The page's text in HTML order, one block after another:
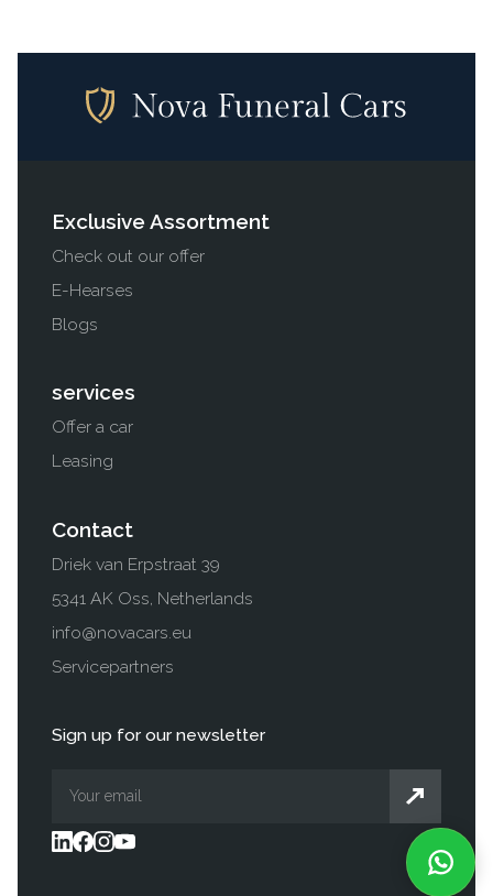
Exclusive Assortment
Check out our offer
E-Hearses
Blogs
services
Offer a car
Leasing
Contact
Driek van Erpstraat 39
5341 AK Oss, Netherlands
info@novacars.eu
Servicepartners
Sign up for our newsletter